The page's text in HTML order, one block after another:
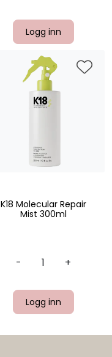
Logg inn
K18 Molecular Repair
Mist 300ml
- +
Logg inn